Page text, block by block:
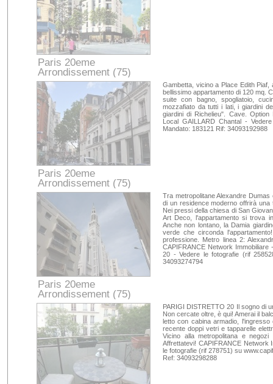
Paris 20eme
Arrondissement (75)
Paris
Paris 20eme
Arrondissement (75)
Paris
Gambetta, vicino a Place Edith
bellissimo appartamento di 120 mq.
suite con bagno, spogliatoio,
mozzafiato da tutti i lati, i giardini
giardini di Richelieu". Cave.
Local GAILLARD Chantal -
Mandato: 183121 Rif: 34093192988
Paris 20eme
Arrondissement (75)
Paris
Tra metropolitane Alexandre
di un residence moderno offrirà una
Nei pressi della chiesa di San
Art Deco, l'appartamento si trova
Anche non lontano, la Damia
verde che circonda
professione. Metro linea 2:
CAPIFRANCE Network
20 - Vedere le fotografie (rif
34093274794
PARIGI DISTRETTO 20 Il sogno di
Non cercate oltre, è qui! Amerai il
letto con cabina armadio,
recente doppi vetri e tapparelle
Vicino alla metropolitana e
Affrettatevi! CAPIFRANCE Network
le fotografie (rif 278751) su
Ref: 34093298288